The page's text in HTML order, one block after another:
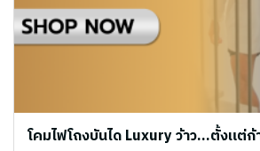
โคมไฟโถงบันได Luxury ว้าว...ตั้งแต่ก้